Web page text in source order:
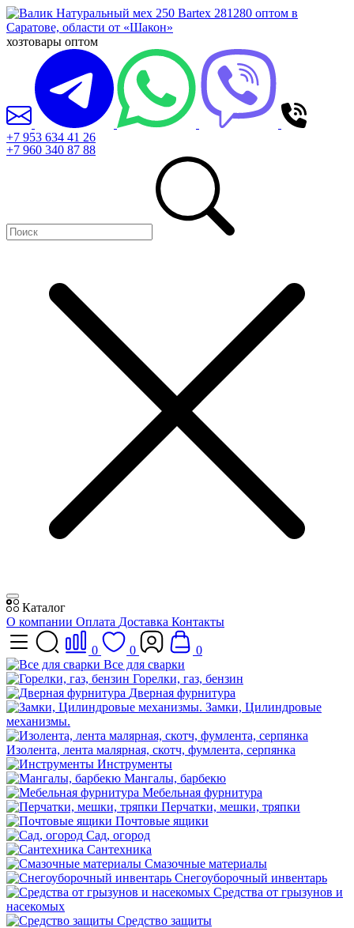
хозтовары оптом
+7 953 634 41 26
+7 960 340 87 88
Каталог
О компании Оплата Доставка Контакты
0 0
0
Все для сварки
Горелки, газ, бензин
Дверная фурнитура
Замки, Цилиндровые
механизмы.
Изолента, лента малярная, скотч, фумлента, серпянка
Инструменты
Мангалы, барбекю
Мебельная фурнитура
Перчатки, мешки, тряпки
Почтовые ящики
Сад, огород
Сантехника
Смазочные материалы
Снегоуборочный инвентарь
Средства от грызунов и
насекомых
Средство защиты